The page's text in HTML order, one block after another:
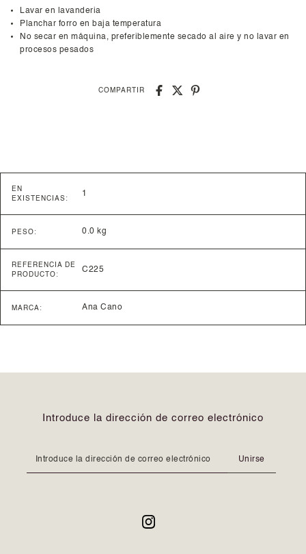
Lavar en lavanderia
Planchar forro en baja temperatura
No secar en máquina, preferiblemente secado al aire y no lavar en
procesos pesados
COMPARTIR
EN
EXISTENCIAS:
1
PESO: 0.0 kg
REFERENCIA DE
PRODUCTO:
C225
MARCA: Ana Cano
Introduce la dirección de correo electrónico
Unirse